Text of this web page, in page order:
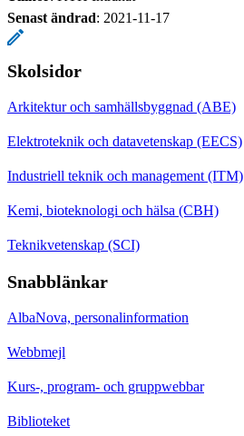
Senast ändrad: 2021-11-17
Skolsidor
Arkitektur och samhällsbyggnad (ABE)
Elektroteknik och datavetenskap (EECS)
Industriell teknik och management (ITM)
Kemi, bioteknologi och hälsa (CBH)
Teknikvetenskap (SCI)
Snabblänkar
AlbaNova, personalinformation
Webbmejl
Kurs-, program- och gruppwebbar
Biblioteket